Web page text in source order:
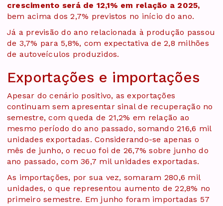
crescimento será de 12,1% em relação a 2025,
bem acima dos 2,7% previstos no início do ano.
Já a previsão do ano relacionada à produção passou
de 3,7% para 5,8%, com expectativa de 2,8 milhões
de autoveículos produzidos.
Exportações e importações
Apesar do cenário positivo, as exportações
continuam sem apresentar sinal de recuperação no
semestre, com queda de 21,2% em relação ao
mesmo período do ano passado, somando 216,6 mil
unidades exportadas. Considerando-se apenas o
mês de junho, o recuo foi de 26,7% sobre junho do
ano passado, com 36,7 mil unidades exportadas.
As importações, por sua vez, somaram 280,6 mil
unidades, o que representou aumento de 22,8% no
primeiro semestre. Em junho foram importadas 57